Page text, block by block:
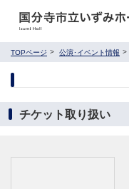
TOPページ 公演･イベント情報
チケット取り扱い